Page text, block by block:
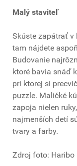
Malý staviteľ
Skúste zapátrať v
tam nájdete
Budovanie
ktoré bavia snáď
pri ktorej si
puzzle. Maličké
zapoja nielen
najmenších detí
tvary a farby.
Zdroj foto: Haribo